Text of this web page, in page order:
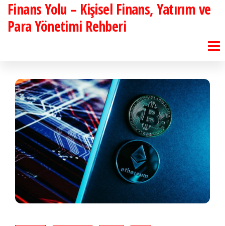
İçeriğe
atla
Finans Yolu – Kişisel Finans, Yatırım ve
Para Yönetimi Rehberi